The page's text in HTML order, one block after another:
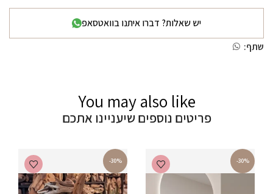
יש שאלות? דברו איתנו בוואטסאפ
שתף:
You may also like
פריטים נוספים שיעניינו אתכם
-30%
-30%